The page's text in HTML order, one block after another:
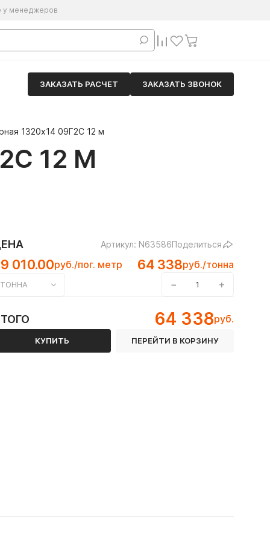
у менеджеров
ЗАКАЗАТЬ РАСЧЕТ ЗАКАЗАТЬ ЗВОНОК
1320х14 09Г2С 12 м
12 М
Артикул: N63586Поделиться
010.00руб./пог. метр 64 338руб./тонна
ТОННА − +
64 338руб.
КУПИТЬ ПЕРЕЙТИ В КОРЗИНУ